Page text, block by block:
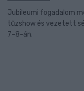
Jubileumi fogadalom
tűzshow és vezetett
7–8-án.